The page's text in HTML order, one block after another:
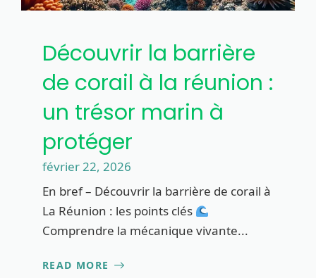
Découvrir la barrière
de corail à la réunion :
un trésor marin à
protéger
février 22, 2026
En bref – Découvrir la barrière de corail à
La Réunion : les points clés
Comprendre la mécanique vivante...
READ MORE